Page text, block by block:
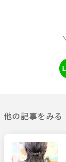
他の記事をみる